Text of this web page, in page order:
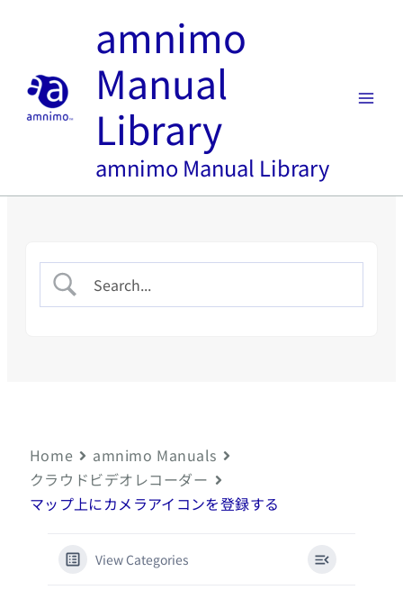
amnimo
Manual
Library
amnimo Manual Library
Home
amnimo Manuals
クラウドビデオレコーダー
マップ上にカメラアイコンを登録する
View Categories